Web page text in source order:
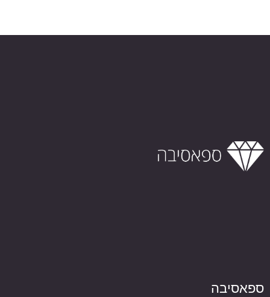
ספאסיבה